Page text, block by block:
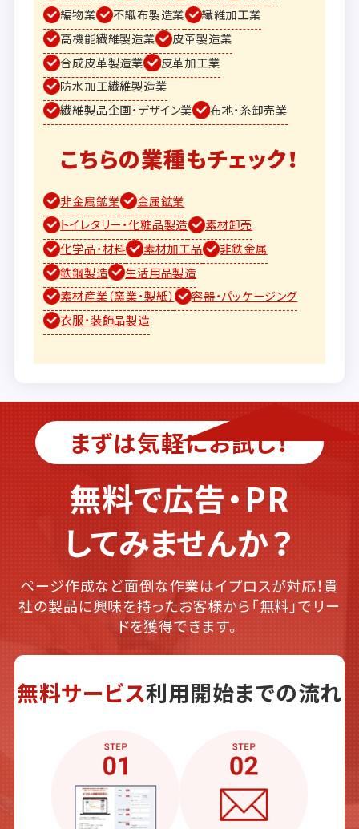
編物業
不織布製造業
繊維加工業
高機能繊維製造業
皮革製造業
合成皮革製造業
皮革加工業
防水加工繊維製造業
繊維製品企画・デザイン業
布地・糸卸売業
こちらの業種もチェック！
非金属鉱業
金属鉱業
トイレタリー・化粧品製造
素材卸売
化学品・材料
素材加工品
非鉄金属
鉄鋼製造
生活用品製造
素材産業（窯業・製紙）
容器・パッケージング
衣服・装飾品製造
まずは気軽にお試し！
無料で広告・PR
してみませんか？
ページ作成など面倒な作業はイプロスが対応！貴
社の製品に興味を持ったお客様から「無料」でリー
ドを獲得できます。
無料サービス利用開始までの流れ